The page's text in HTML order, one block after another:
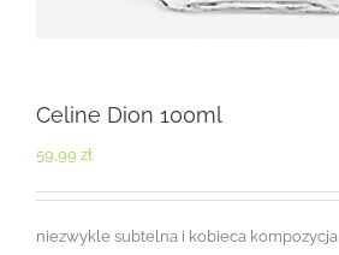
Celine Dion 100ml
59,99 zł
niezwykle subtelna i kobieca kompozycja